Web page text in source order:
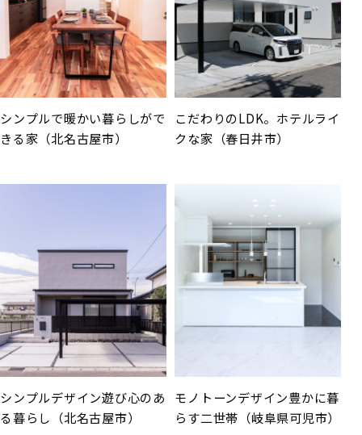
シンプルで暖かい暮らしがで
きる家（北名古屋市）
こだわりのLDK。ホテルライ
クな家（春日井市）
シンプルデザイン遊び心のあ
る暮らし（北名古屋市）
モノトーンデザイン豊かに暮
らす二世帯（岐阜県可児市）